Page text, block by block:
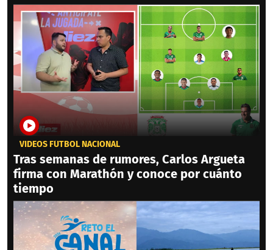
VIDEOS FÚTBOL NACIONAL
Tras semanas de rumores, Carlos Argueta
firma con Marathón y conoce por cuánto
tiempo